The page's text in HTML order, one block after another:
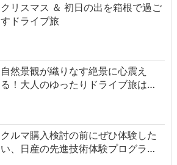
クリスマス ＆ 初日の出を箱根で過ご
すドライブ旅
自然景観が織りなす絶景に心震え
る！大人のゆったりドライブ旅は…
クルマ購入検討の前にぜひ体験した
い、日産の先進技術体験プログラ…